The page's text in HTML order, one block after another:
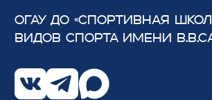
ОГАУ ДО «СПОРТИВНАЯ
ВИДОВ СПОРТА ИМЕНИ